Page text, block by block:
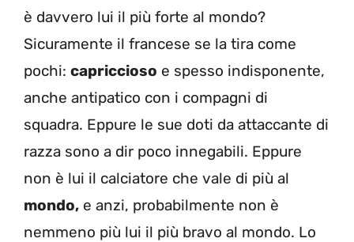
è davvero lui il più forte al mondo?
Sicuramente il francese se la tira come
pochi: capriccioso e spesso indisponente,
anche antipatico con i compagni di
squadra. Eppure le sue doti da attaccante di
razza sono a dir poco innegabili. Eppure
non è lui il calciatore che vale di più al
mondo, e anzi, probabilmente non è
nemmeno più lui il più bravo al mondo. Lo